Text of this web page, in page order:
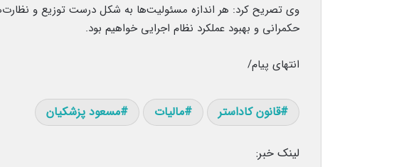
وی تصریح کرد: هر اندازه مسئولیت‌ها به شکل درست توزیع و
حکمرانی و بهبود عملکرد نظام اجرایی خواهیم بود.
انتهای پیام/
قانون کاداستر مالیات مسعود پزشکیان
لینک خبر: